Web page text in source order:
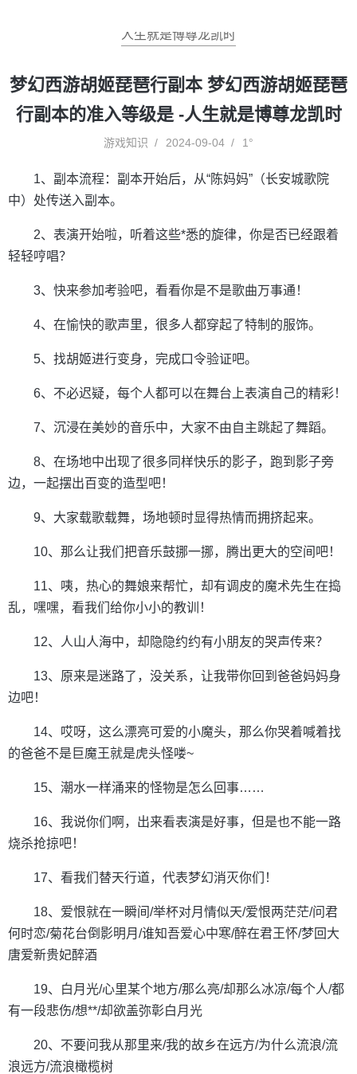
人生就是博尊龙凯时
梦幻西游胡姬琵琶行副本 梦幻西游胡姬琵琶
行副本的准入等级是 -人生就是博尊龙凯时
游戏知识 2024-09-04 1°
1、副本流程：副本开始后，从“陈妈妈”（长安城歌院
中）处传送入副本。
2、表演开始啦，听着这些*悉的旋律，你是否已经跟着
轻轻哼唱？
3、快来参加考验吧，看看你是不是歌曲万事通！
4、在愉快的歌声里，很多人都穿起了特制的服饰。
5、找胡姬进行变身，完成口令验证吧。
6、不必迟疑，每个人都可以在舞台上表演自己的精彩！
7、沉浸在美妙的音乐中，大家不由自主跳起了舞蹈。
8、在场地中出现了很多同样快乐的影子，跑到影子旁
边，一起摆出百变的造型吧！
9、大家载歌载舞，场地顿时显得热情而拥挤起来。
10、那么让我们把音乐鼓挪一挪，腾出更大的空间吧！
11、咦，热心的舞娘来帮忙，却有调皮的魔术先生在捣
乱，嘿嘿，看我们给你小小的教训！
12、人山人海中，却隐隐约约有小朋友的哭声传来？
13、原来是迷路了，没关系，让我带你回到爸爸妈妈身
边吧！
14、哎呀，这么漂亮可爱的小魔头，那么你哭着喊着找
的爸爸不是巨魔王就是虎头怪喽~
15、潮水一样涌来的怪物是怎么回事……
16、我说你们啊，出来看表演是好事，但是也不能一路
烧杀抢掠吧！
17、看我们替天行道，代表梦幻消灭你们！
18、爱恨就在一瞬间/举杯对月情似天/爱恨两茫茫/问君
何时恋/菊花台倒影明月/谁知吾爱心中寒/醉在君王怀/梦回大
唐爱新贵妃醉酒
19、白月光/心里某个地方/那么亮/却那么冰凉/每个人/都
有一段悲伤/想**/却欲盖弥彰白月光
20、不要问我从那里来/我的故乡在远方/为什么流浪/流
浪远方/流浪橄榄树